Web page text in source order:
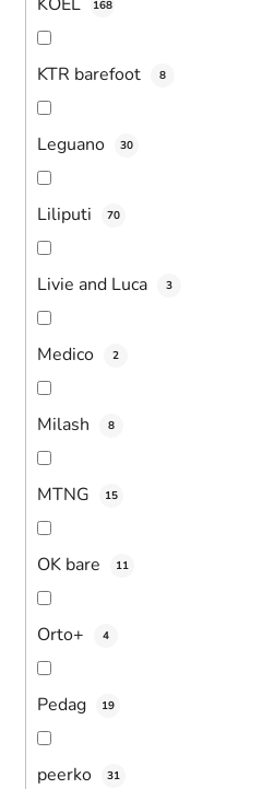
168
KTR barefoot 8
Leguano 30
Liliputi 70
Livie and Luca 3
Medico 2
Milash 8
MTNG 15
OK bare 11
Orto+ 4
Pedag 19
peerko 31